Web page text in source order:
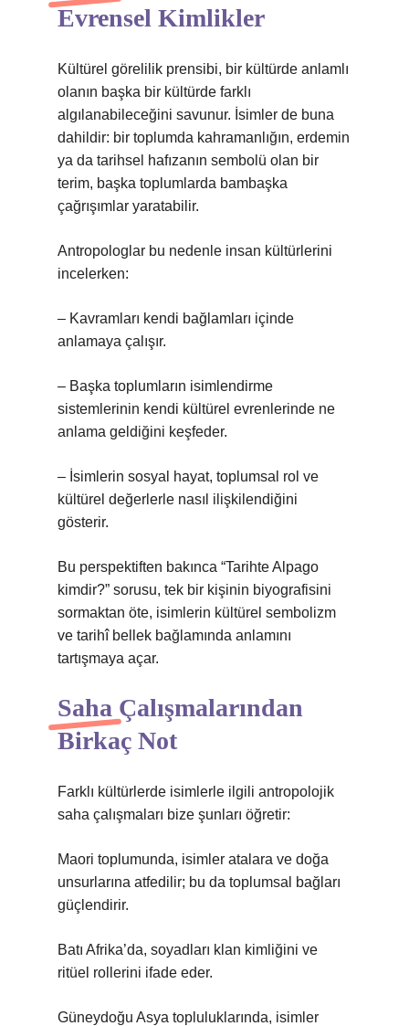
Evrensel Kimlikler
Kültürel görelilik prensibi, bir kültürde anlamlı
olanın başka bir kültürde farklı
algılanabileceğini savunur. İsimler de buna
dahildir: bir toplumda kahramanlığın, erdemin
ya da tarihsel hafızanın sembolü olan bir
terim, başka toplumlarda bambaşka
çağrışımlar yaratabilir.
Antropologlar bu nedenle insan kültürlerini
incelerken:
– Kavramları kendi bağlamları içinde
anlamaya çalışır.
– Başka toplumların isimlendirme
sistemlerinin kendi kültürel evrenlerinde ne
anlama geldiğini keşfeder.
– İsimlerin sosyal hayat, toplumsal rol ve
kültürel değerlerle nasıl ilişkilendiğini
gösterir.
Bu perspektiften bakınca “Tarihte Alpago
kimdir?” sorusu, tek bir kişinin biyografisini
sormaktan öte, isimlerin kültürel sembolizm
ve tarihî bellek bağlamında anlamını
tartışmaya açar.
Saha Çalışmalarından
Birkaç Not
Farklı kültürlerde isimlerle ilgili antropolojik
saha çalışmaları bize şunları öğretir:
Maori toplumunda, isimler atalara ve doğa
unsurlarına atfedilir; bu da toplumsal bağları
güçlendirir.
Batı Afrika’da, soyadları klan kimliğini ve
ritüel rollerini ifade eder.
Güneydoğu Asya topluluklarında, isimler